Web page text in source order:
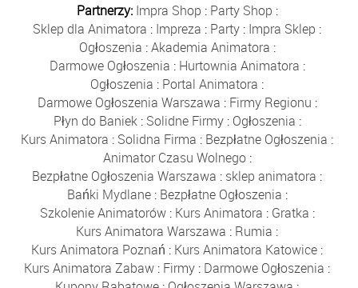
Partnerzy: Impra Shop : Party Shop :
Sklep dla Animatora : Impreza : Party : Impra Sklep :
Ogłoszenia :Akademia Animatora :
Darmowe Ogłoszenia : Hurtownia Animatora :
Ogłoszenia : Portal Animatora :
Darmowe Ogłoszenia Warszawa : Firmy Regionu :
Płyn do Baniek: Solidne Firmy: Ogłoszenia :
Kurs Animatora : Solidna Firma : Bezpłatne Ogłoszenia :
Animator Czasu Wolnego:
Bezpłatne Ogłoszenia Warszawa : sklep animatora :
Bańki Mydlane: Bezpłatne Ogłoszenia :
Szkolenie Animatorów: Kurs Animatora : Gratka :
Kurs Animatora Warszawa : Rumia :
Kurs Animatora Poznań : Kurs Animatora Katowice :
Kurs Animatora Zabaw : Firmy : Darmowe Ogłoszenia :